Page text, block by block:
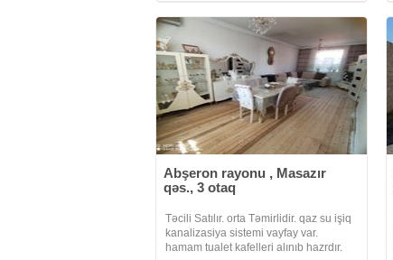
Abşeron rayonu , Masazır
qəs., 3 otaq
Təcili Satılır. orta Təmirlidir. qaz su işiq
kanalizasiya sistemi vayfay var.
hamam tualet kafelleri alınıb hazrdır.